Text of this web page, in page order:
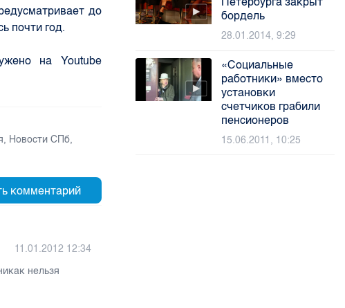
до
почти год.
на Youtube
, Новости СПб,
11.01.2012 12:34
нельзя
бордель
28.01.2014, 9:29
«Социальные
работники» вместо
установки
счетчиков грабили
пенсионеров
15.06.2011, 10:25